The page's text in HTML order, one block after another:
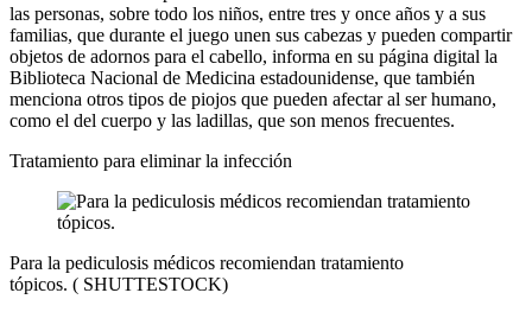
las personas, sobre todo los niños, entre tres y once años y a sus
familias, que durante el juego unen sus cabezas y pueden compartir
objetos de adornos para el cabello, informa en su página digital la
Biblioteca Nacional de Medicina estadounidense, que también
menciona otros tipos de piojos que pueden afectar al ser humano,
como el del cuerpo y las ladillas, que son menos frecuentes.
Tratamiento para eliminar la infección
Para la pediculosis médicos recomiendan tratamiento
tópicos. ( SHUTTESTOCK)